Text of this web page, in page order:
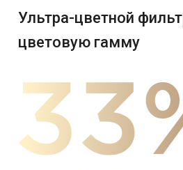
Ультра-цветной
цветовую гамму